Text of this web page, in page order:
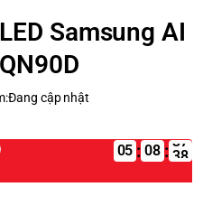
Samsung AI
Đang cập nhật
05 : :